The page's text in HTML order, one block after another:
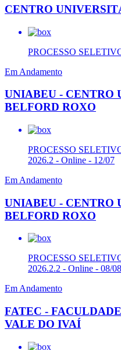
CENTRO
PROCESSO
Em Andamento
UNIABEU - CENTRO
BELFORD ROXO
PROCESSO
2026.2 - Online - 12/07
Em Andamento
UNIABEU - CENTRO
BELFORD ROXO
PROCESSO
2026.2.2 - Online - 08/08
Em Andamento
FATEC -
VALE DO IVAÍ